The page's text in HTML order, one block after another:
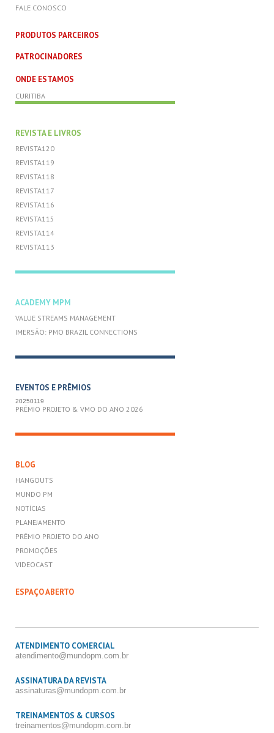
FALE CONOSCO
PRODUTOS PARCEIROS
PATROCINADORES
ONDE ESTAMOS
CURITIBA
REVISTA E LIVROS
REVISTA120
REVISTA119
REVISTA118
REVISTA117
REVISTA116
REVISTA115
REVISTA114
REVISTA113
ACADEMY MPM
VALUE STREAMS MANAGEMENT
IMERSÃO: PMO BRAZIL CONNECTIONS
EVENTOS E PRÊMIOS
20250119
PRÊMIO PROJETO & VMO DO ANO 2026
BLOG
HANGOUTS
MUNDO PM
NOTÍCIAS
PLANEJAMENTO
PRÊMIO PROJETO DO ANO
PROMOÇÕES
VIDEOCAST
ESPAÇO ABERTO
ATENDIMENTO COMERCIAL
atendimento@mundopm.com.br
ASSINATURA DA REVISTA
assinaturas@mundopm.com.br
TREINAMENTOS & CURSOS
treinamentos@mundopm.com.br